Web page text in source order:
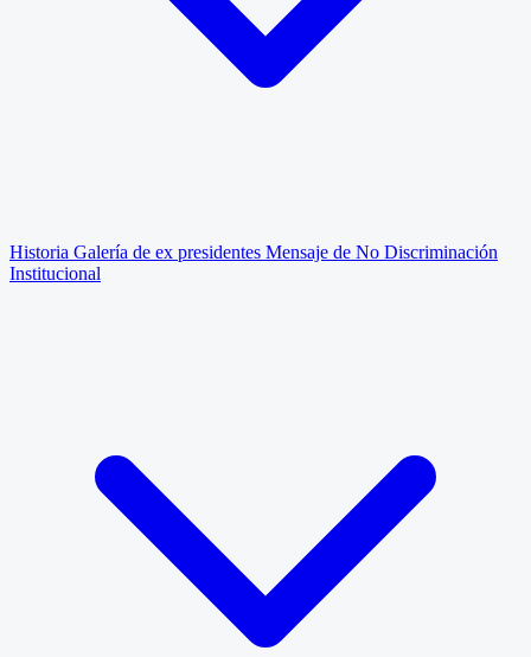
Historia Galería de ex presidentes Mensaje de No Discriminación
Institucional